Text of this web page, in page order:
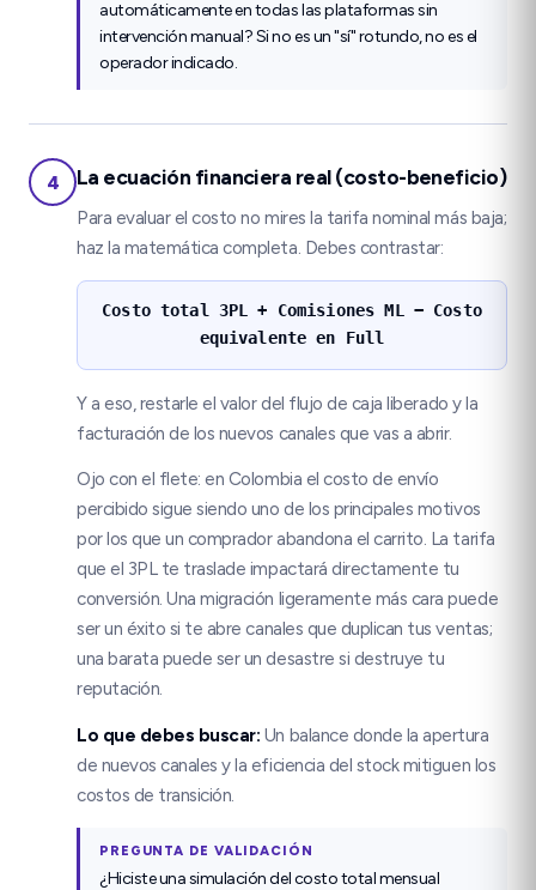
automáticamente en todas las plataformas sin
intervención manual? Si no es un "sí" rotundo, no es el
operador indicado.
4 La ecuación financiera real (costo-beneficio)
Para evaluar el costo no mires la tarifa nominal más baja;
haz la matemática completa. Debes contrastar:
Costo total 3PL + Comisiones ML − Costo
equivalente en Full
Y a eso, restarle el valor del flujo de caja liberado y la
facturación de los nuevos canales que vas a abrir.
Ojo con el flete: en Colombia el costo de envío
percibido sigue siendo uno de los principales motivos
por los que un comprador abandona el carrito. La tarifa
que el 3PL te traslade impactará directamente tu
conversión. Una migración ligeramente más cara puede
ser un éxito si te abre canales que duplican tus ventas;
una barata puede ser un desastre si destruye tu
reputación.
Lo que debes buscar: Un balance donde la apertura
de nuevos canales y la eficiencia del stock mitiguen los
costos de transición.
PREGUNTA DE VALIDACIÓN
¿Hiciste una simulación del costo total mensual